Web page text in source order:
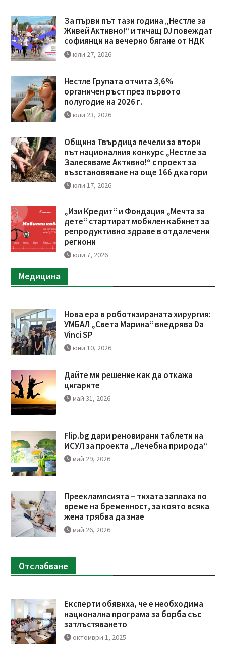
За първи път тази година „Нестле за
Живей Активно!“ и тичащ DJ повеждат
софиянци на вечерно бягане от НДК
юли 27, 2026
Нестле Групата отчита 3,6%
органичен ръст през първото
полугодие на 2026 г.
юли 23, 2026
Община Твърдица печели за втори
път националния конкурс „Нестле за
Залесяваме Активно!“ с проект за
възстановяване на още 166 дка гори
юли 17, 2026
„Изи Кредит“ и Фондация „Мечта за
дете“ стартират мобилен кабинет за
репродуктивно здраве в отдалечени
региони
юли 7, 2026
Медицина
Нова ера в роботизираната хирургия:
УМБАЛ „Света Марина“ внедрява Da
Vinci SP
юни 10, 2026
Дайте ми решение как да откажа
цигарите
май 31, 2026
Flip.bg дари реновирани таблети на
ИСУЛ за проекта „Лечебна природа“
май 29, 2026
Прееклампсията – тихата заплаха по
време на бременност, за която всяка
жена трябва да знае
май 26, 2026
Отслабване
Експерти обявиха, че е необходима
национална програма за борба със
затлъстяването
октомври 1, 2025